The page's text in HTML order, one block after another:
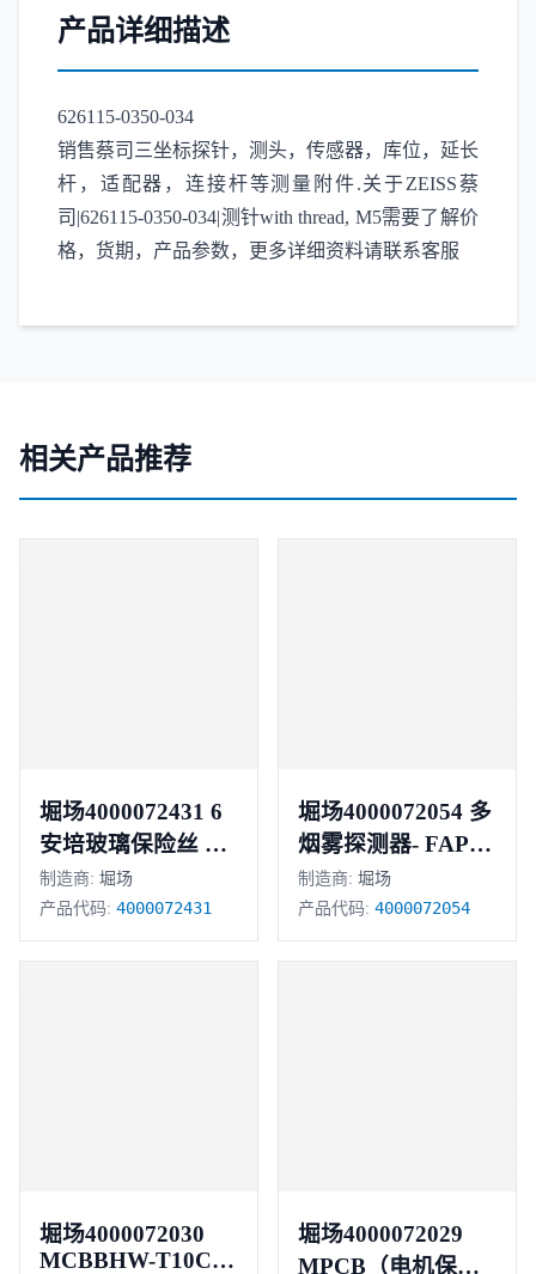
产品详细描述
626115-0350-034
销售蔡司三坐标探针，测头，传感器，库位，延长
杆，适配器，连接杆等测量附件.关于ZEISS蔡
司|626115-0350-034|测针with thread, M5需要了解价
格，货期，产品参数，更多详细资料请联系客服
相关产品推荐
堀场4000072431 6
安培玻璃保险丝 正
品
制造商: 堀场
产品代码: 4000072431
堀场4000072054 多
烟雾探测器- FAPT-
851
制造商: 堀场
产品代码: 4000072054
堀场4000072030
MCBBHW-T10C64
堀场4000072029
MPCB（电机保护